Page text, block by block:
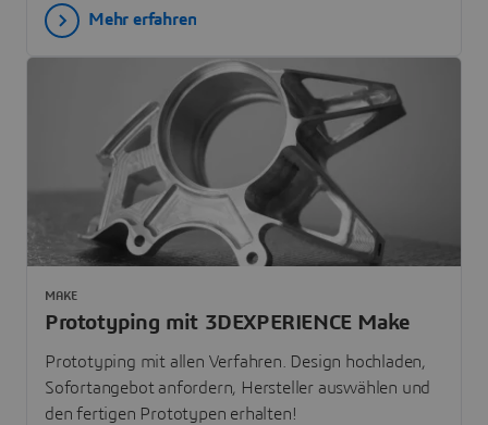
Mehr erfahren
Prototyping mit 3DEXPERIENCE Make
Prototyping mit allen Verfahren. Design hochladen,
Sofortangebot anfordern, Hersteller auswählen und
den fertigen Prototypen erhalten!
MAKE